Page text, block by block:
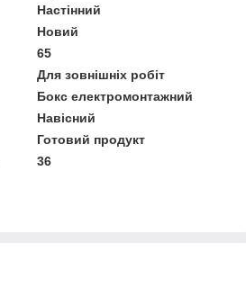
Настінний
Новий
65
Для зовнішніх робіт
Бокс електромонтажний
Навісний
Готовий продукт
36